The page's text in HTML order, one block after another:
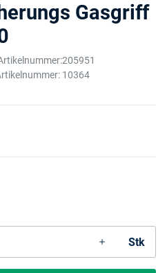
Gasgriff
205951
10364
Stk